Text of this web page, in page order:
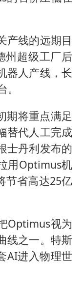
产线的远期目
州超级工厂后
器人产线，长
期将重点满足
替代人工完成
士丹利发布的
用Optimus机
节省高达25亿
Optimus视为
线之一。特斯
AI进入物理世